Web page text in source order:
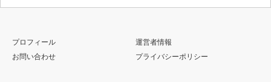
プロフィール
お問い合わせ
運営者情報
プライバシーポリシー